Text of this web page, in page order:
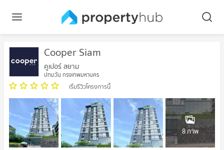
Cooper Siam
คูเปอร์ สยาม
ปทุมวัน กรุงเทพมหานคร
เริ่มรีวิวโครงการนี้
8 ภาพ